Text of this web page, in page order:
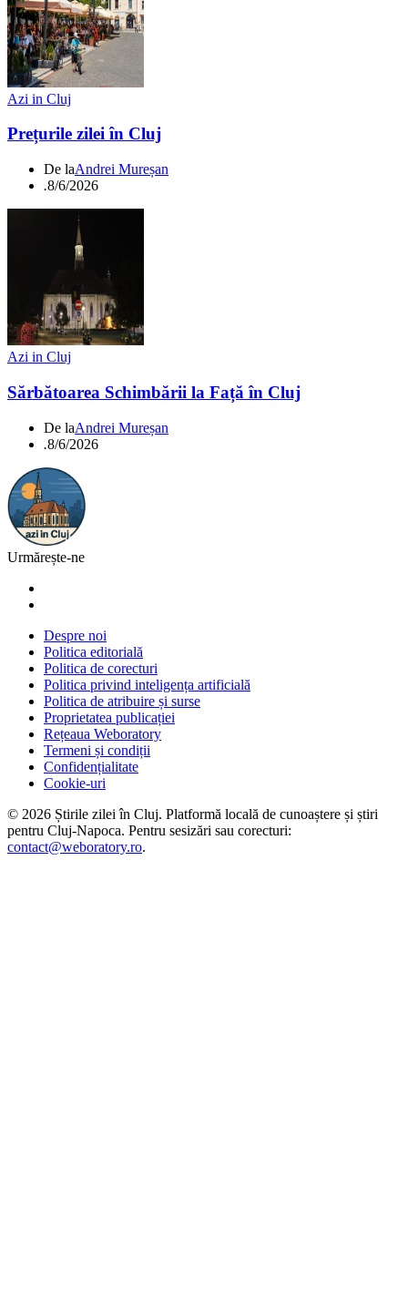
Azi in Cluj
Prețurile zilei în Cluj
De laAndrei Mureșan
.8/6/2026
Azi in Cluj
Sărbătoarea Schimbării la Față în Cluj
De laAndrei Mureșan
.8/6/2026
Urmărește-ne
Despre noi
Politica editorială
Politica de corecturi
Politica privind inteligența artificială
Politica de atribuire și surse
Proprietatea publicației
Rețeaua Weboratory
Termeni și condiții
Confidențialitate
Cookie-uri
© 2026 Știrile zilei în Cluj. Platformă locală de cunoaștere și știri
pentru Cluj-Napoca. Pentru sesizări sau corecturi:
contact@weboratory.ro.